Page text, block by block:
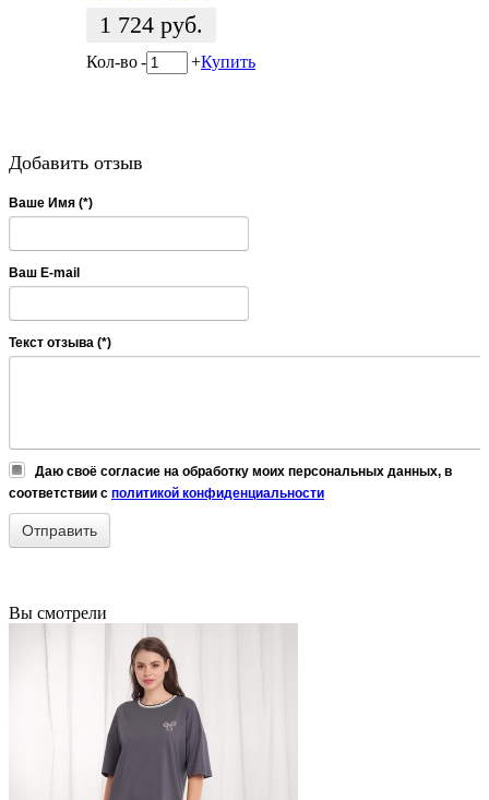
1 724 руб.
Кол-во- +Купить
Добавить отзыв
Ваше Имя (*)
Ваш E-mail
Текст отзыва (*)
Даю своё согласие на обработку моих персональных данных, в
соответствии с политикой конфиденциальности
Вы смотрели